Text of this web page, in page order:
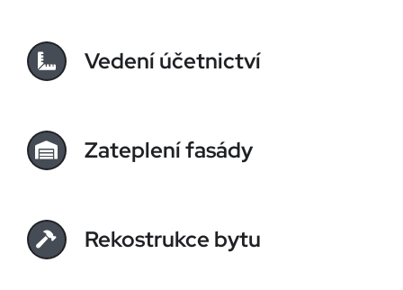
Vedení účetnictví
Zateplení fasády
Rekostrukce bytu